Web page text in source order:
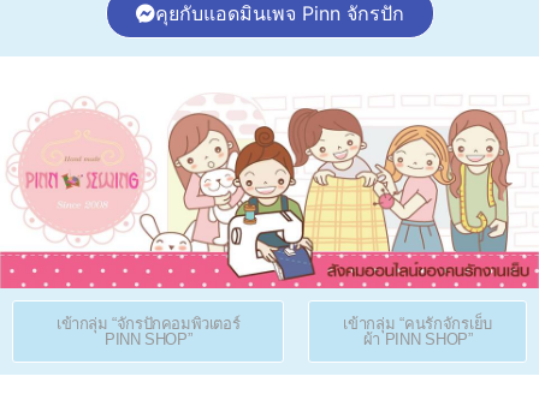
คุยกับแอดมินเพจ Pinn จักรปัก
เข้ากลุ่ม “จักรปักคอมพิวเตอร์
PINN SHOP”
เข้ากลุ่ม “คนรักจักรเย็บ
ผ้า PINN SHOP”